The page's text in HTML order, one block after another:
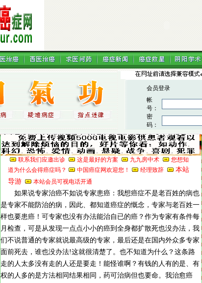
联系我们应邀出诊 这是最好的方案 九九房中术
您想知
道为什么会得癌症吗？
中国癌症网欢迎您！ 经理致辞
本站
导游
本站会员可视电话开通
如果说专家治癌不如说专家患癌：我想癌症不是老百姓的病也
是专家不能防治的病，因此、都知道癌症的慨念，专家与老百姓一
样也要患癌！可专家也没有办法能治自已的癌？作为专家有条件每
月检查，可是从发现一点点小小的癌到全身都扩散死也没办法，我
们不说普通的专家就说最高级的专家，最后还是在国内外众多专家
面前死去，谁也没办法!这就很清楚了。也不知道为什么？这条路
走的人太多没有走的人还是要走！能怪谁啊？有钱的人有的是、有
权的人多的是方法相同结果相同，药可治病但也要命。我治愈癌